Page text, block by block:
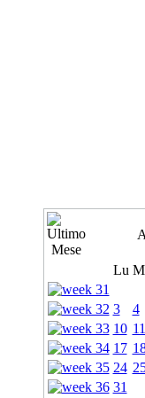
Lu
3
4
10 11
17
24
31